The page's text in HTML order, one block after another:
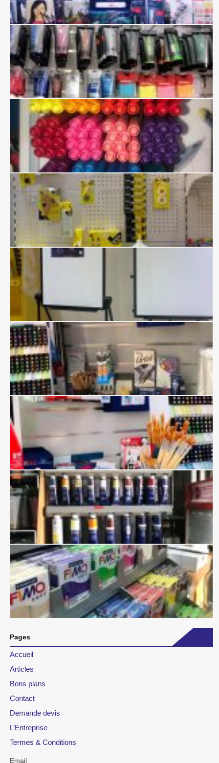
Pages
Accueil
Articles
Bons plans
Contact
Demande devis
L’Entreprise
Termes & Conditions
Email